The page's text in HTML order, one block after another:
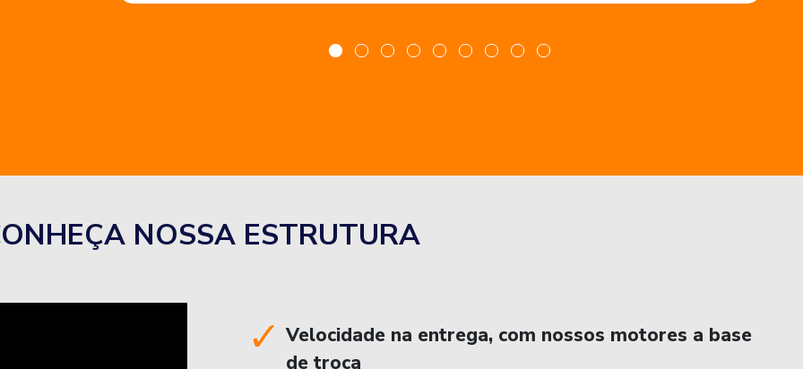
NOSSA ESTRUTURA
Velocidade na entrega, com nossos motores a base
de troca